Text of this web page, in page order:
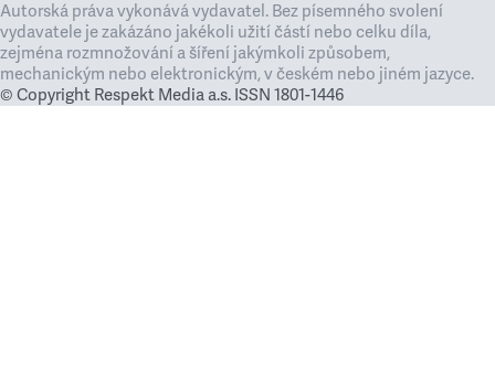
Autorská práva vykonává vydavatel. Bez písemného svolení
vydavatele je zakázáno jakékoli užití částí nebo celku díla,
zejména rozmnožování a šíření jakýmkoli způsobem,
mechanickým nebo elektronickým, v českém nebo jiném jazyce.
© Copyright Respekt Media a.s. ISSN 1801-1446